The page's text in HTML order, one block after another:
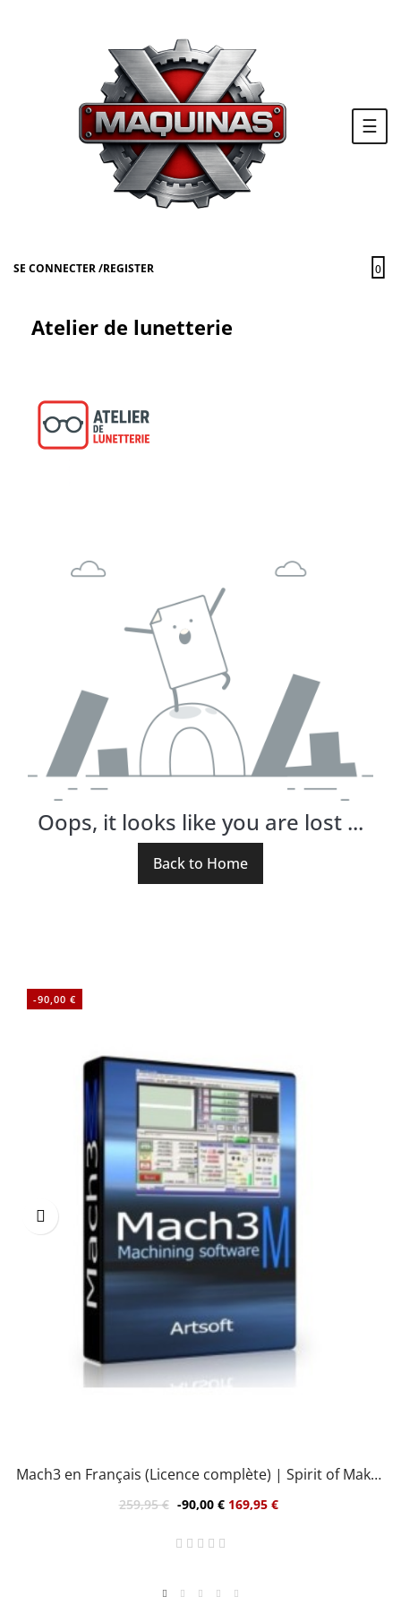
la
☰
SE CONNECTER/REGISTER 0
Atelier de lunetterie
Oops, it looks like you are lost ...
Back to Home
-90,00 €
Mach3 en Français (Licence complète) | Spirit of Maker
259,95 € -90,00 € 169,95 €